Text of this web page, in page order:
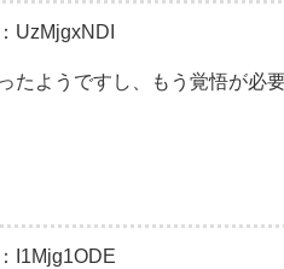
UzMjgxNDI
たようですし、もう覚悟が必
I1Mjg1ODE